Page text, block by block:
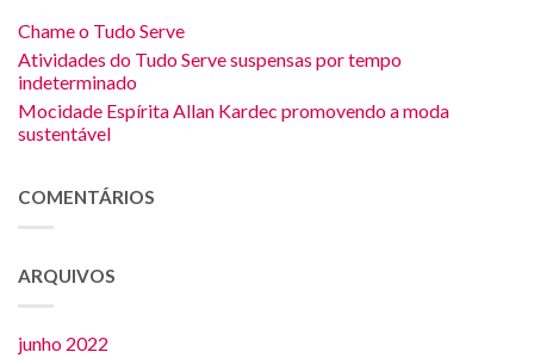
Chame o Tudo Serve
Atividades do Tudo Serve suspensas por tempo
indeterminado
Mocidade Espírita Allan Kardec promovendo a moda
sustentável
COMENTÁRIOS
ARQUIVOS
junho 2022